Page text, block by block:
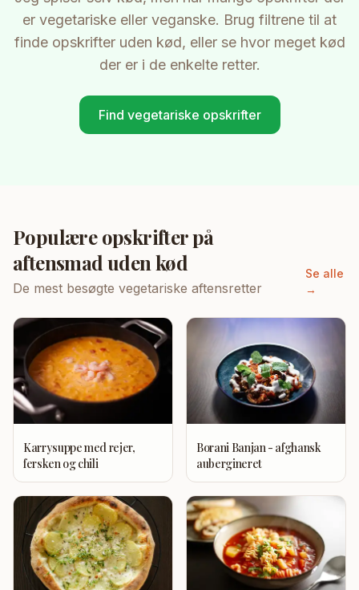
er vegetariske eller veganske. Brug filtrene til at
finde opskrifter uden kød, eller se hvor meget kød
der er i de enkelte retter.
Find vegetariske opskrifter
Populære opskrifter på
aftensmad uden kød
De mest besøgte vegetariske aftensretter
Se alle
→
Karrysuppe med rejer,
fersken og chili
Borani Banjan - afghansk
aubergineret